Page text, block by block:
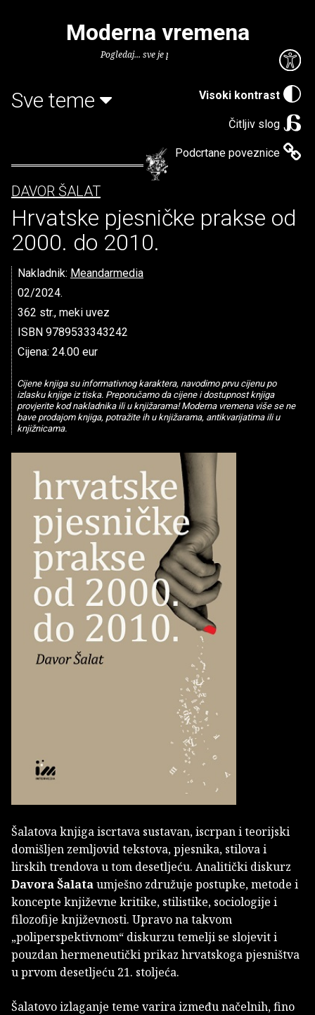
Visoki kontrast
Čitljiv slog
Podcrtane poveznice
Moderna vremena
Pogledaj... sve je puno knjiga.
Sve teme
DAVOR ŠALAT
Hrvatske pjesničke prakse od
2000. do 2010.
Nakladnik: Meandarmedia
02/2024.
362 str., meki uvez
ISBN 9789533343242
Cijena: 24.00 eur
Cijene knjiga su informativnog karaktera, navodimo prvu cijenu po
izlasku knjige iz tiska. Preporučamo da cijene i dostupnost knjiga
provjerite kod nakladnika ili u knjižarama! Moderna vremena više se ne
bave prodajom knjiga, potražite ih u knjižarama, antikvarijatima ili u
knjižnicama.
Šalatova knjiga iscrtava sustavan, iscrpan i teorijski
domišljen zemljovid tekstova, pjesnika, stilova i
lirskih trendova u tom desetljeću. Analitički diskurz
Davora Šalataumješno združuje postupke, metode i
koncepte književne kritike, stilistike, sociologije i
filozofije književnosti. Upravo na takvom
„poliperspektivnom“ diskurzu temelji se slojevit i
pouzdan hermeneutički prikaz hrvatskoga pjesništva
u prvom desetljeću 21. stoljeća.
Šalatovo izlaganje teme varira između načelnih, fino